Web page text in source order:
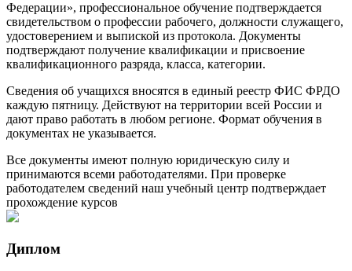
Федерации», профессиональное обучение подтверждается
свидетельством о профессии рабочего, должности служащего,
удостоверением и выпиской из протокола. Документы
подтверждают получение квалификации и присвоение
квалификационного разряда, класса, категории.
Сведения об учащихся вносятся в единый реестр ФИС ФРДО
каждую пятницу. Действуют на территории всей России и
дают право работать в любом регионе. Формат обучения в
документах не указывается.
Все документы имеют полную юридическую силу и
принимаются всеми работодателями. При проверке
работодателем сведений наш учебный центр подтверждает
прохождение курсов
Диплом